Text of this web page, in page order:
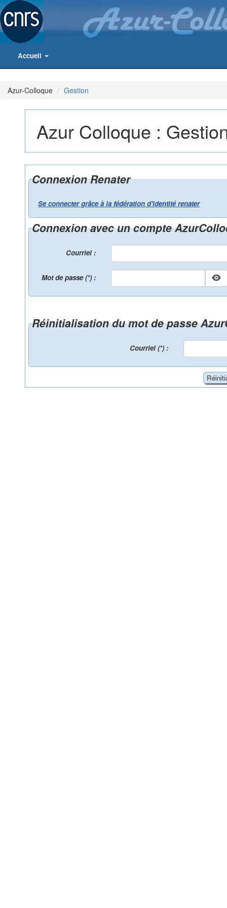
Azur-Colloque Gestion
Azur Colloque :
Accueil
Connexion Renater
Se connecter grâce à la fédération d'identité renater
Connexion avec un compte
Courriel :
Mot de passe (*) :
Réinitialisation du mot de passe
Courriel (*) :